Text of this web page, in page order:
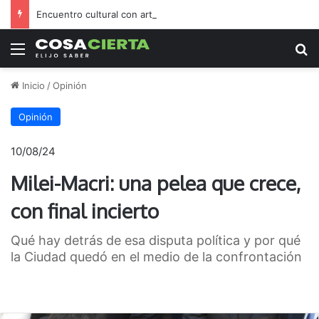
Encuentro cultural con arte, música y una feria abierta
Menú
Inicio /Opinión
Opinión
10/08/24
Milei-Macri: una pelea que crece,
con final incierto
Qué hay detrás de esa disputa política y por qué
la Ciudad quedó en el medio de la confrontación